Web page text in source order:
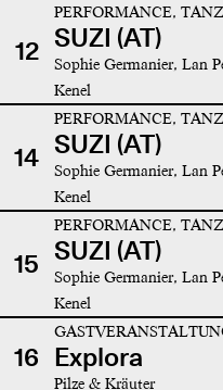
12
PERFORMANCE, TANZ
SUZI (AT)
Sophie Germanier, Lan
Kenel
14
PERFORMANCE, TANZ
SUZI (AT)
Sophie Germanier, Lan
Kenel
15
PERFORMANCE, TANZ
SUZI (AT)
Sophie Germanier, Lan
Kenel
16 Explora
Pilze & Kräuter